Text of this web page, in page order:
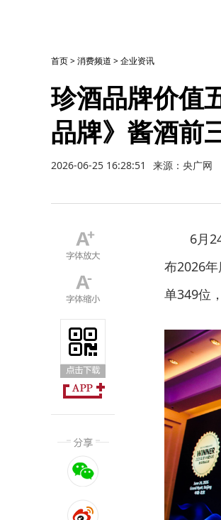
首页>消费频道 >企业资讯
珍酒品牌价值
品牌》酱酒前
2026-06-25 16:28:51 来源：央广网
6月
布2026
单349位